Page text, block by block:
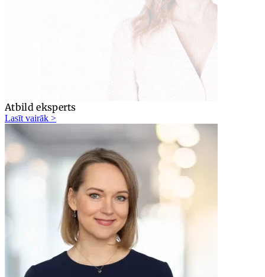
Atbild eksperts
Lasīt vairāk >